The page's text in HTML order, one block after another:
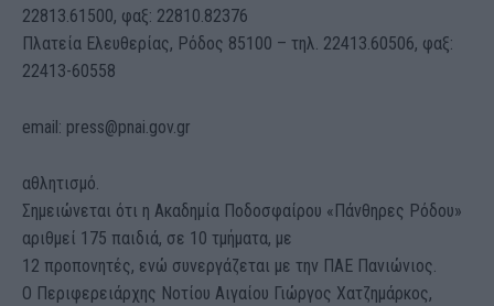
22813.61500, φαξ: 22810.82376
Πλατεία Ελευθερίας, Ρόδος 85100 – τηλ. 22413.60506, φαξ:
22413-60558
email: press@pnai.gov.gr
αθλητισμό.
Σημειώνεται ότι η Ακαδημία Ποδοσφαίρου «Πάνθηρες Ρόδου»
αριθμεί 175 παιδιά, σε 10 τμήματα, με
12 προπονητές, ενώ συνεργάζεται με την ΠΑΕ Πανιώνιος.
Ο Περιφερειάρχης Νοτίου Αιγαίου Γιώργος Χατζημάρκος,